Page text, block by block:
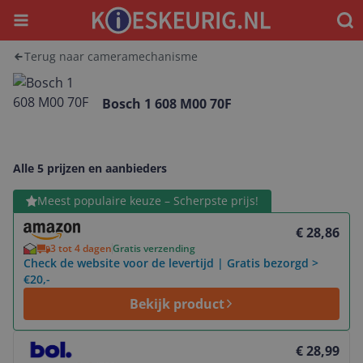
Menu
Terug naar cameramechanisme
Bosch 1 608 M00 70F
Alle 5 prijzen en aanbieders
Meest populaire keuze – Scherpste prijs!
€ 28,86
3 tot 4 dagenGratis verzending
Check de website voor de levertijd | Gratis bezorgd >
€20,-
Bekijk product
Bekijk product
€ 28,99
Bekijk product